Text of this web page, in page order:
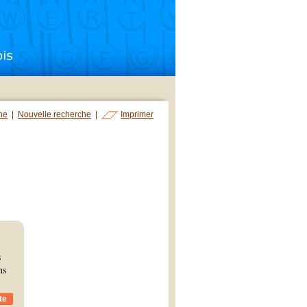
Nouvelle recherche Imprimer